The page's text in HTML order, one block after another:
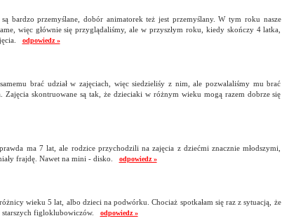
bardzo przemyślane, dobór animatorek też jest przemyślany. W tym roku nasze
więc głównie się przyglądaliśmy, ale w przyszłym roku, kiedy skończy 4 latka,
odpowiedz »
brać udział w zajęciach, więc siedzieliśy z nim, ale pozwalaliśmy mu brać
Zajęcia skontruowane są tak, że dzieciaki w różnym wieku mogą razem dobrze się
ma 7 lat, ale rodzice przychodzili na zajęcia z dziećmi znacznie młodszymi,
frajdę. Nawet na mini - disko. odpowiedz »
wieku 5 lat, albo dzieci na podwórku. Chociaż spotkałam się raz z sytuacją, że
starszych figloklubowiczów. odpowiedz »